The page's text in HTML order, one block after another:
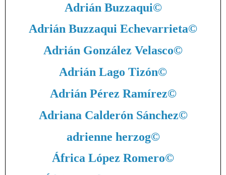
Adrián Buzzaqui©
Adrián Buzzaqui Echevarrieta©
Adrián González Velasco©
Adrián Lago Tizón©
Adrián Pérez Ramírez©
Adriana Calderón Sánchez©
adrienne herzog©
África López Romero©